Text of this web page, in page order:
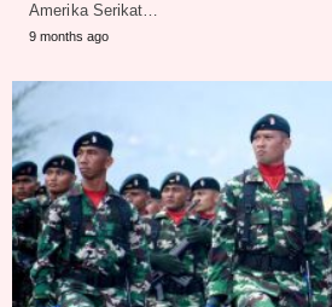
Amerika Serikat…
9 months ago